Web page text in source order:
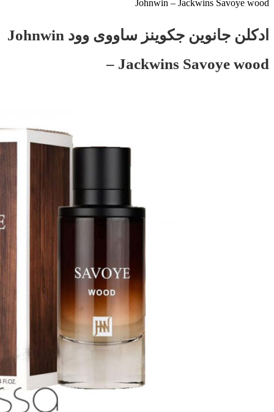
Johnwin – Jackwins Savoye wood
ادکلن جانوین جکوینز ساووی وود Johnwin
– Jackwins Savoye wood